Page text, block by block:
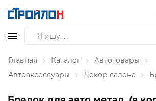
Главная Каталог
Автотовары
Автоаксессуары
Декор салона